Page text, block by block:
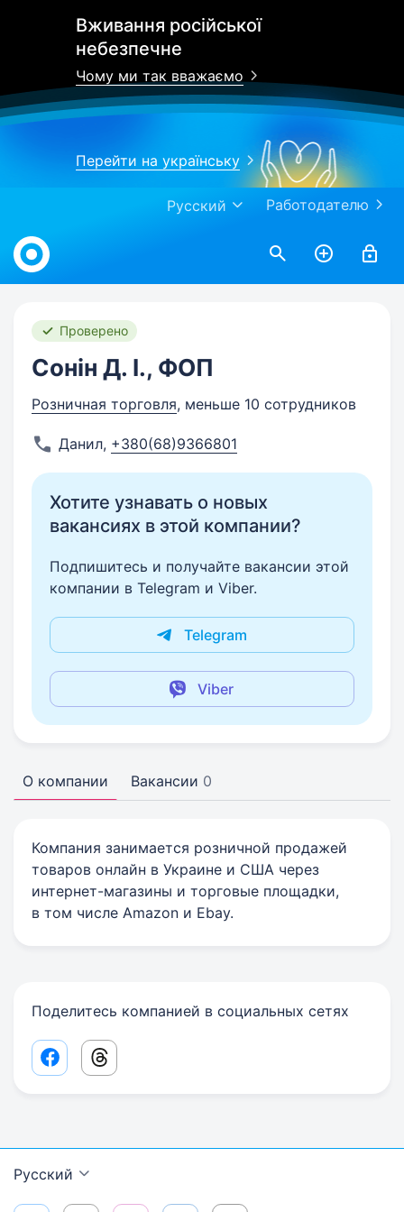
Вживання російської
небезпечне
Чому ми так вважаємо
Перейти на українську
Работодателю
Русский
Work.ua
Проверено
Сонін Д. І., ФОП
Розничная торговля, меньше 10 сотрудников
Данил, +380(68)9366801
Хотите узнавать о новых
вакансиях в этой компании?
Подпишитесь и получайте вакансии этой
компании в Telegram и Viber.
Telegram
Viber
О компании Вакансии 0
Компания занимается розничной продажей
товаров онлайн в Украине и США через
интернет-магазины и торговые площадки,
в том числе Amazon и Ebay.
Поделитесь компанией в социальных сетях
Facebook share link
Threads share link
Русский